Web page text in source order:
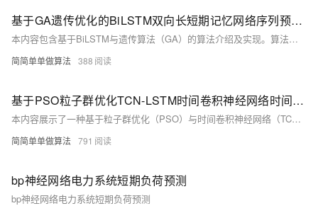
基于GA遗传优化的BiLSTM双向长短期记忆网络序列预测算法matlab仿真,对比BiLSTM和LSTM
本内容包含基于BiLSTM与遗传算法（GA）的算法介绍及实现。算法通过MATLAB2022a/2024b运行，核心为优化BiLSTM超参数（如学习率、神经元数量），提升预测性能。LSTM解决传统RNN梯度问题，捕捉长期依赖；BiLSTM双向处理序列，融合前文后文信息，适合全局信息任务。附完整代码（含注释）、操作视频及无水印运行效果预览，适用于股票预测等场景，精度优于单向LSTM。
简简单单做算法 388
基于PSO粒子群优化TCN-LSTM时间卷积神经网络时间序列预测算法matlab仿真
本内容展示了一种基于粒子群优化（PSO）与时间卷积神经网络（TCN）的时间序列预测方法。通过 MATLAB2022a 实现，完整程序运行无水印，核心代码附详细中文注释及操作视频。算法利用 PSO 优化 TCN 的超参数（如卷积核大小、层数等），提升非线性时间序列预测性能。TCN 结构包含因果卷积层与残差连接，结合 LSTM 构建混合模型，经多次迭代选择最优超参数，最终实现更准确可靠的预测效果，适用于金融、气象等领域。
简简单单做算法 791
bp神经网络电力系统短期负荷预测
bp神经网络电力系统短期负荷预测